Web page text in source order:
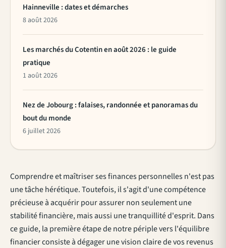
Comprendre et maîtriser ses finances personnelles n'est pas
une tâche hérétique. Toutefois, il s'agit d'une compétence
précieuse à acquérir pour assurer non seulement une
stabilité financière, mais aussi une tranquillité d'esprit. Dans
ce guide, la première étape de notre périple vers l'équilibre
financier consiste à dégager une vision claire de vos revenus
Hainneville : dates et démarches
8 août 2026
Les marchés du Cotentin en août 2026 : le guide
pratique
1 août 2026
Nez de Jobourg : falaises, randonnée et panoramas du
bout du monde
6 juillet 2026